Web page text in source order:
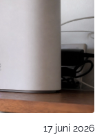
17 juni 2026